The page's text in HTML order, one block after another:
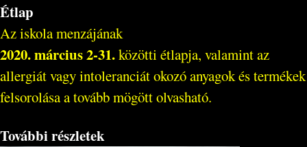
Étlap
Az iskola menzájának
2020. március 2-31.közötti étlapja, valamint az
allergiát vagy intoleranciát okozó anyagok és termékek
felsorolása a tovább mögött olvasható.
További részletek